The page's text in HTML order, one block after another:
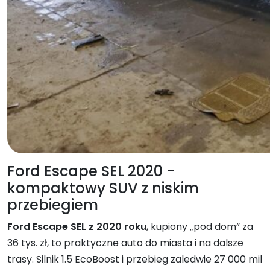
Ford Escape SEL 2020 -
kompaktowy SUV z niskim
przebiegiem
Ford Escape SEL z 2020 roku, kupiony „pod dom” za
36 tys. zł, to praktyczne auto do miasta i na dalsze
trasy. Silnik 1.5 EcoBoost i przebieg zaledwie 27 000 mil